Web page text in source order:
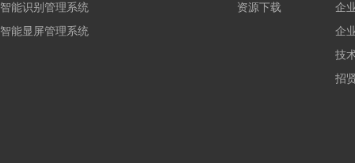
智能识别管理系统
智能显屏管理系统
资源下载
企
企
技
招